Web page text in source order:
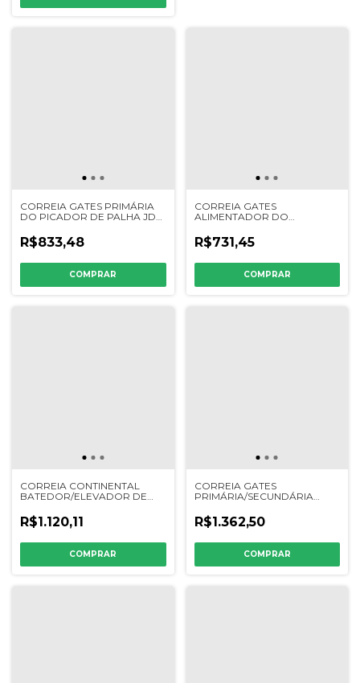
CORREIA GATES PRIMÁRIA
DO PICADOR DE PALHA JD
224292K - CQ35426
R$833,48
CORREIA GATES
ALIMENTADOR DO
1165/1175/1185/1450/1470/1550 -
224306 - Z43890
R$731,45
CORREIA CONTINENTAL
BATEDOR/ELEVADOR DE
324314K - 9817374
R$1.120,11
CORREIA GATES
PRIMÁRIA/SECUNDÁRIA
1000 - 212267K - 439129 -
84981849
R$1.362,50